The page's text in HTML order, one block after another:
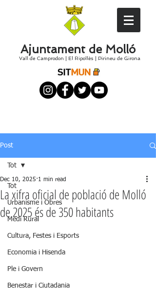
Ajuntament de Molló
Vall de Camprodon El Ripollès Pirineu de Girona
Post
Tot
Urbanisme i Obres
Medi Rural
Cultura, Festes i Esports
Economia i Hisenda
Ple i Govern
Benestar i Ciutadania
Tot
La xifra oficial de població de Molló
de 2025 és de 350 habitants
Dec 10, 2025 1 min read